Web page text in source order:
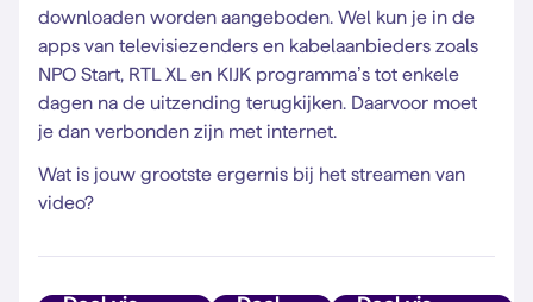
downloaden worden aangeboden. Wel kun je in de
apps van televisiezenders en kabelaanbieders zoals
NPO Start, RTL XL en KIJK programma’s tot enkele
dagen na de uitzending terugkijken. Daarvoor moet
je dan verbonden zijn met internet.
Wat is jouw grootste ergernis bij het streamen van
video?